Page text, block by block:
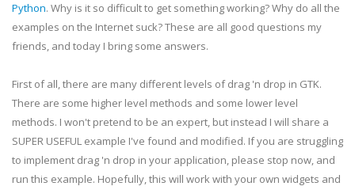
Python. Why is it so difficult to get something working? Why do all the
examples on the Internet suck? These are all good questions my
friends, and today I bring some answers.
First of all, there are many different levels of drag 'n drop in GTK.
There are some higher level methods and some lower level
methods. I won't pretend to be an expert, but instead I will share a
SUPER USEFUL example I've found and modified. If you are struggling
to implement drag 'n drop in your application, please stop now, and
run this example. Hopefully, this will work with your own widgets and